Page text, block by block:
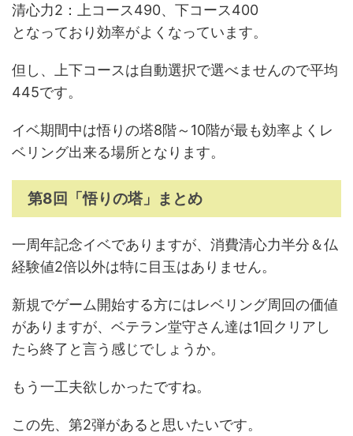
清心力2：上コース490、下コース400
となっており効率がよくなっています。
但し、上下コースは自動選択で選べませんので平均
445です。
イベ期間中は悟りの塔8階～10階が最も効率よくレ
ベリング出来る場所となります。
第8回「悟りの塔」まとめ
一周年記念イベでありますが、消費清心力半分＆仏
経験値2倍以外は特に目玉はありません。
新規でゲーム開始する方にはレベリング周回の価値
がありますが、ベテラン堂守さん達は1回クリアし
たら終了と言う感じでしょうか。
もう一工夫欲しかったですね。
この先、第2弾があると思いたいです。